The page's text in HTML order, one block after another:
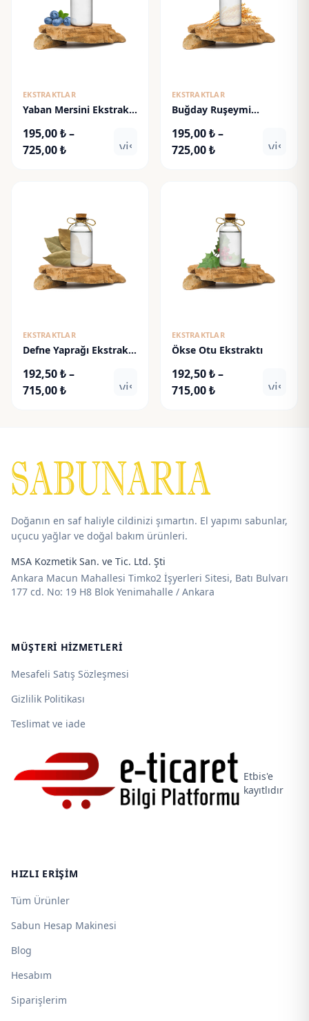
EKSTRAKTLAR
Yaban Mersini Ekstraktı
195,00₺–
725,00₺Fiyat
725,00 ₺
visibility
EKSTRAKTLAR
Buğday Ruşeymi
Extract
195,00₺–
725,00₺Fiyat
725,00 ₺
EKSTRAKTLAR
Defne Yaprağı Ekstraktı
192,50₺–
715,00₺Fiyat
visibility
EKSTRAKTLAR
Ökse Otu Ekstraktı
192,50₺–
715,00₺Fiyat
Doğanın en saf haliyle cildinizi şımartın. El yapımı sabunlar,
uçucu yağlar ve doğal bakım ürünleri.
MSA Kozmetik San. ve Tic. Ltd. Şti
Ankara Macun Mahallesi Timko2 İşyerleri Sitesi, Batı Bulvarı
177 cd. No: 19 H8 Blok Yenimahalle / Ankara
MÜŞTERI HIZMETLERI
Mesafeli Satış Sözleşmesi
Gizlilik Politikası
Teslimat ve iade
Etbis'e
kayıtlıdır
HIZLI ERIŞIM
Tüm Ürünler
Sabun Hesap Makinesi
Blog
Hesabım
Siparişlerim